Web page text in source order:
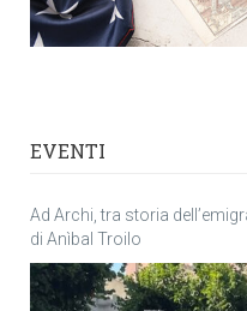
EVENTI
Ad Archi, tra storia
di Anìbal Troilo